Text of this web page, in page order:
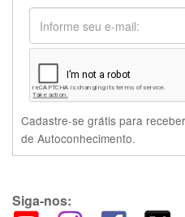
Cadastre-se grátis para
de Autoconhecimento.
Siga-nos: